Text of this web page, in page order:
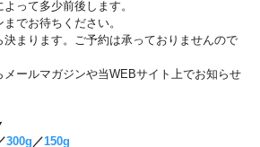
って多少前後します。
でお待ちください。
まります。ご予約は承っておりませんので
ールマガジンや当WEBサイト上でお知らせ
300g ／150g